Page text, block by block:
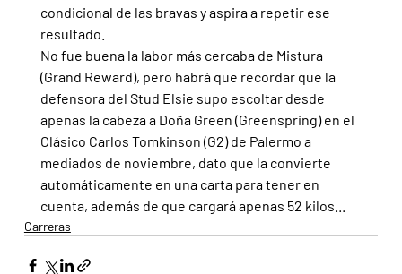
condicional de las bravas y aspira a repetir ese
resultado.
No fue buena la labor más cercaba de Mistura
(Grand Reward), pero habrá que recordar que la
defensora del Stud Elsie supo escoltar desde
apenas la cabeza a Doña Green (Greenspring) en el
Clásico Carlos Tomkinson (G2) de Palermo a
mediados de noviembre, dato que la convierte
automáticamente en una carta para tener en
cuenta, además de que cargará apenas 52 kilos...
Carreras